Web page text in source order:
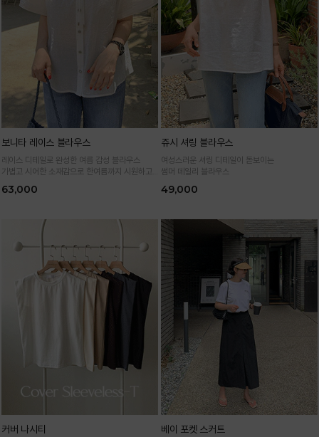
보니타 레이스 블라우스
레이스 디테일로 완성한 여름 감성 블라우스
가볍고 시어한 소재감으로 한여름까지 시원하고
63,000
쥬시 셔링 블라우스
여성스러운 셔링 디테일이 돋보이는
썸머 데일리 블라우스
49,000
커버 나시티 베이 포켓 스커트